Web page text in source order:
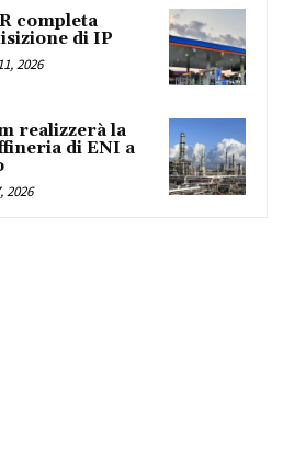
completa
di IP
2026
realizzerà la
di ENI a
2026